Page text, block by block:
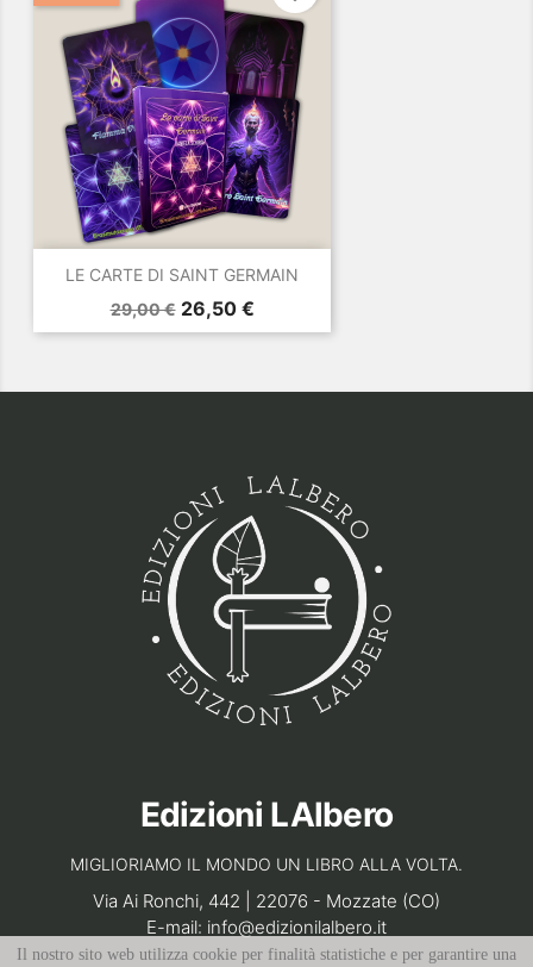
Il nostro sito web utilizza cookie per finalità statistiche e per garantire una
LE CARTE DI SAINT GERMAIN
Prezzo
base
29,00 € Prezzo
26,50 €
Edizioni LAlbero
MIGLIORIAMO IL MONDO UN LIBRO ALLA VOLTA.
Via Ai Ronchi, 442 | 22076 - Mozzate (CO)
E-mail: info@edizionilalbero.it